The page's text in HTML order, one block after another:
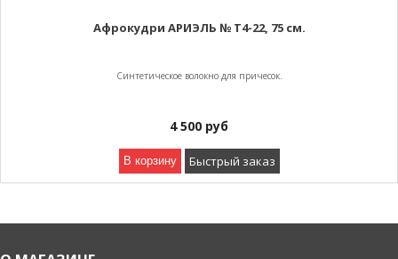
Афрокудри АРИЭЛЬ № Т4-22, 75 см.
Синтетическое волокно для причесок.
4 500 руб
В корзину Быстрый заказ